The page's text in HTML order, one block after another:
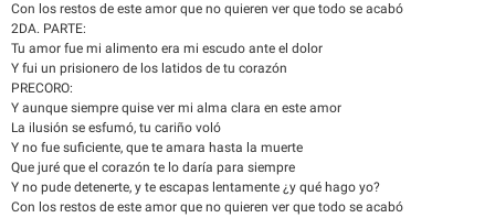
Con los restos de este amor que no quieren ver que todo se acabó
2DA. PARTE:
Tu amor fue mi alimento era mi escudo ante el dolor
Y fui un prisionero de los latidos de tu corazón
PRECORO:
Y aunque siempre quise ver mi alma clara en este amor
La ilusión se esfumó, tu cariño voló
Y no fue suficiente, que te amara hasta la muerte
Que juré que el corazón te lo daría para siempre
Y no pude detenerte, y te escapas lentamente ¿y qué hago yo?
Con los restos de este amor que no quieren ver que todo se acabó